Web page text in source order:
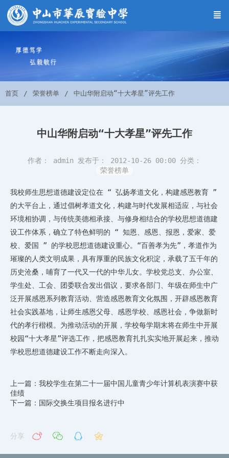
首页 荣誉榜单 中山华附启动“十大孝星”评先工作
中山华附启动“十大孝星”评先工作
作者： admin 发布于： 2012-10-26 00:00 分类：
荣誉榜单
我校师生思想道德建设定位在 “ 弘扬孝道文化，构建感恩教育 ”
的大平台上，通过倡树孝道文化，构建与时代发展相适应，与社会
环境相协调，与传统美德相承接、与修身相结合的学校思想道德建
设工作体系，确立了特色鲜明的 “ 知恩、感恩、报恩，爱家、爱
校、爱国 ” 的学校思想道德建设重心。“百善孝为先”，孝道作为
璀璨的人类文明成果，具有厚重的民族文化积淀，承载了五千年的
历史沧桑，哺育了一代又一代的中华儿女。学校党总支、办公室、
学生处、工会、团委联合发出倡议，要求各部门、年级在师生中广
泛开展感恩系列教育活动、营造感恩教育文化氛围，开辟感恩教育
社会实践基地，让师生感恩父母、感恩学校、感恩社会，争做新时
代的孝行楷模。为推动活动的开展，学校每学期末将在师生中开展
校园“十大孝星”评选工作，把感恩教育扎扎实实地开展起来，推动
学校思想道德建设工作不断走向深入。
上一篇：我校学生在第二十一届中国儿童青少年计算机表演赛中获
佳绩
下一篇：国际交换生项目报名进行中
分享